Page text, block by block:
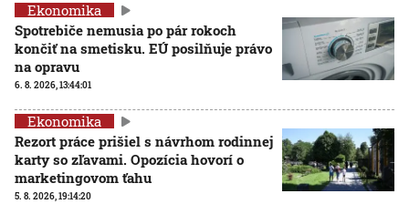
Ekonomika
Spotrebiče nemusia po pár rokoch
končiť na smetisku. EÚ posilňuje právo
na opravu
6. 8. 2026, 13:44:01
Ekonomika
Rezort práce prišiel s návrhom rodinnej
karty so zľavami. Opozícia hovorí o
marketingovom ťahu
5. 8. 2026, 19:14:20